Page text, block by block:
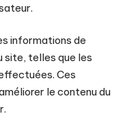
informations de
site, telles que les
Ces
le contenu du